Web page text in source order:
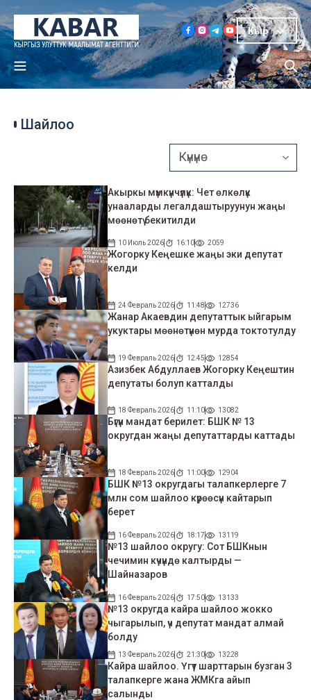
Кыр
Шайлоо
Акыркы мүмкүнчүлүк: Чет өлкөлүк
унааларды легалдаштыруунун жаңы
мөөнөтү бекитилди
10 Июль 2026 16:10 2059
Жогорку Кеңешке жаңы эки депутат
келди
24 Февраль 2026 11:48 12736
Жанар Акаевдин депутаттык ыйгарым
укуктары мөөнөтүнөн мурда токтотулду
19 Февраль 2026 12:45 12854
Азизбек Абдуллаев Жогорку Кеңештин
депутаты болуп катталды
18 Февраль 2026 11:10 13082
Бүгүн мандат берилет: БШК № 13
округдан жаңы депутаттарды каттады
18 Февраль 2026 11:00 12904
БШК №13 округдагы талапкерлерге 7
млн сом шайлоо күрөөсүн кайтарып
берет
16 Февраль 2026 18:17 13119
№13 шайлоо округу: Сот БШКнын
чечимин күчүндө калтырды —
Шайназаров
16 Февраль 2026 17:50 13133
№13 округда кайра шайлоо жокко
чыгарылып, үч депутат мандат алмай
болду
13 Февраль 2026 21:30 13228
Кайра шайлоо. Үгүт шарттарын бузган 3
талапкерге жана ЖМКга айып
салынды